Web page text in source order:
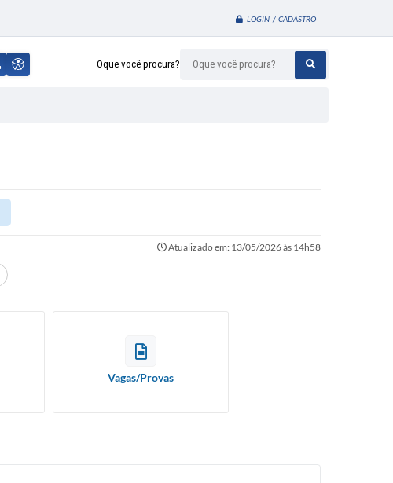
LOGIN / CADASTRO
Oque você procura?
Atualizado em: 13/05/2026 às 14h58
Vagas/Provas